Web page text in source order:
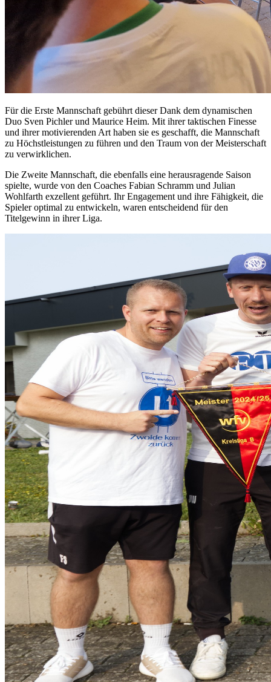
Für die Erste Mannschaft gebührt dieser Dank dem dynamischen
Duo Sven Pichler und Maurice Heim. Mit ihrer taktischen Finesse
und ihrer motivierenden Art haben sie es geschafft, die Mannschaft
zu Höchstleistungen zu führen und den Traum von der Meisterschaft
zu verwirklichen.
Die Zweite Mannschaft, die ebenfalls eine herausragende Saison
spielte, wurde von den Coaches Fabian Schramm und Julian
Wohlfarth exzellent geführt. Ihr Engagement und ihre Fähigkeit, die
Spieler optimal zu entwickeln, waren entscheidend für den
Titelgewinn in ihrer Liga.